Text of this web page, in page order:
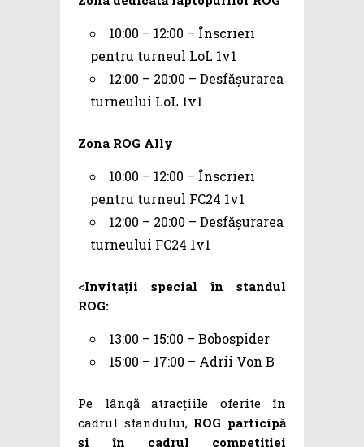
10:00 – 12:00 – Înscrieri
pentru turneul LoL 1v1
12:00 – 20:00 – Desfășurarea
turneului LoL 1v1
Zona ROG Ally
10:00 – 12:00 – Înscrieri
pentru turneul FC24 1v1
12:00 – 20:00 – Desfășurarea
turneului FC24 1v1
<Invitații special în standul
ROG:
13:00 – 15:00 – Bobospider
15:00 – 17:00 – Adrii Von B
Pe lângă atracțiile oferite în
cadrul standului, ROG participă
și în cadrul competiției